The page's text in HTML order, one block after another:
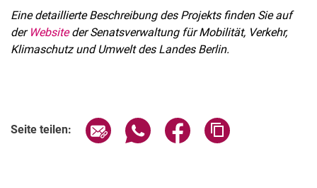
Eine detaillierte Beschreibung des Projekts finden Sie auf
der Websiteder Senatsverwaltung für Mobilität, Verkehr,
Klimaschutz und Umwelt des Landes Berlin.
Seite teilen: Seite über E-Mail teilen
Seite über WhatsApp teilen
Seite über Facebook